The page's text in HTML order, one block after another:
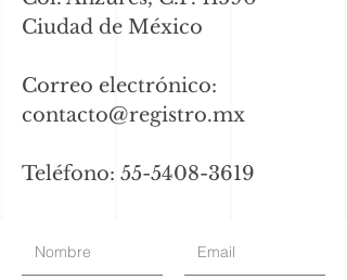
Ciudad de México
Correo electrónico:
contacto@registro.mx
Teléfono: 55-5408-3619